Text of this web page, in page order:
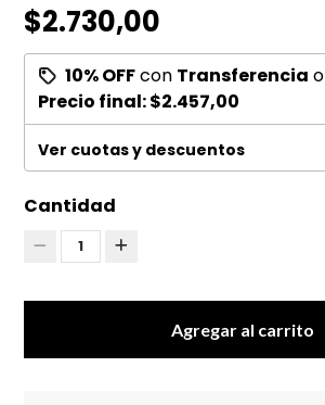
$2.730,00
10% OFFcon Transferencia o
Precio final:$2.457,00
Ver cuotas y descuentos
Cantidad
1
Agregar al carrito